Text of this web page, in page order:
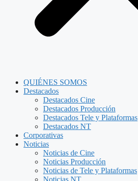
QUIÉNES SOMOS
Destacados
Destacados Cine
Destacados Producción
Destacados Tele y Plataformas
Destacados NT
Corporativas
Noticias
Noticias de Cine
Noticias Producción
Noticias de Tele y Plataformas
Noticias NT